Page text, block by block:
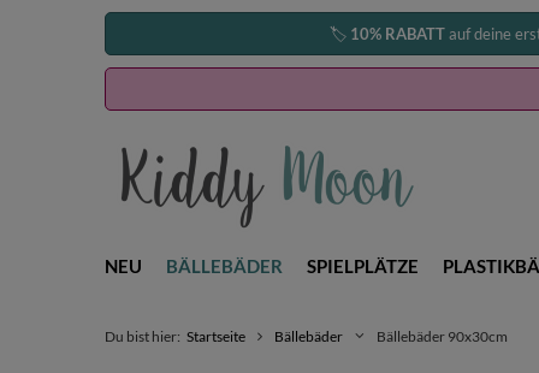
🏷️ 10% RABATTauf deine
NEU BÄLLEBÄDER SPIELPLÄTZE
Du bist hier: Startseite Bällebäder Bällebäder 90x30cm